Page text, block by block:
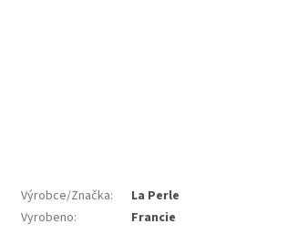
Výrobce/Značka:
La Perle
Vyrobeno:
Francie